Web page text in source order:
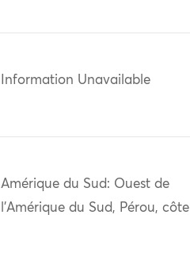
Information Unavailable
Amérique du Sud: Ouest de
l'Amérique du Sud, Pérou, côte